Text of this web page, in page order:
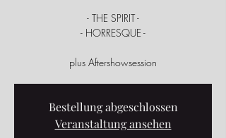
- THE SPIRIT -
- HORRESQUE -
plus Aftershowsession
Bestellung abgeschlossen
Veranstaltung ansehen